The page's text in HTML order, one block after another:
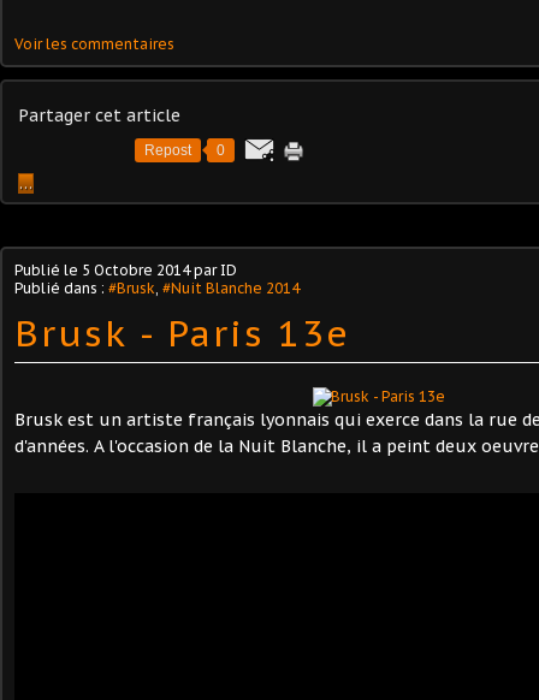
Voir les commentaires
Partager cet article
Repost 0
…
Publié le 5 Octobre 2014par ID
Publié dans : #Brusk, #Nuit Blanche 2014
Brusk - Paris 13e
Brusk est un artiste français lyonnais qui exerce dans la rue
d'années. A l'occasion de la Nuit Blanche, il a peint deux